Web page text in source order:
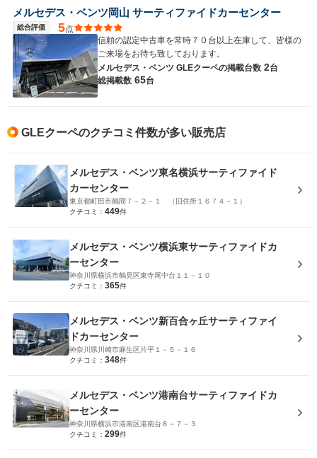
メルセデス・ベンツ岡山 サーティファイドカーセンター
総合評価 5点
信頼の認定中古車を常時７０台以上在庫して、皆様の
ご来場をお待ち致しております。
メルセデス・ベンツ GLEクーペの掲載台数 2台
総掲載数 65台
GLEクーペのクチコミ件数が多い販売店
メルセデス・ベンツ東名横浜サーティファイド
カーセンター
東京都町田市鶴間７－２－１ （旧住所１６７４－１）
クチコミ： 449件
メルセデス・ベンツ横浜東サーティファイドカ
ーセンター
神奈川県横浜市鶴見区東寺尾中台１１－１０
クチコミ： 365件
メルセデス・ベンツ新百合ヶ丘サーティファイ
ドカーセンター
神奈川県川崎市麻生区片平１－５－１６
クチコミ： 348件
メルセデス・ベンツ港南台サーティファイドカ
ーセンター
神奈川県横浜市港南区港南台８－７－３
クチコミ： 299件